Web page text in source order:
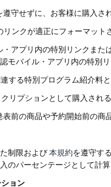
守せずに、お客様に購入さ
ンクが適正にフォーマッ
アプリ内の特別リンクま
モバイル・アプリ内の特別
する特別プログラム紹介料
リプションとして購入され
前の商品や予約開始前の商
制限および本規約を遵守す
のパーセンテージとして計
ョン